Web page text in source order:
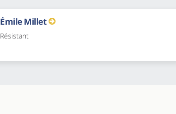
Émile Millet
Résistant